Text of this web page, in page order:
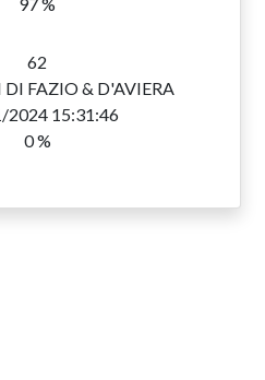
62
FAZIO & D'AVIERA
2024 15:31:46
0 %